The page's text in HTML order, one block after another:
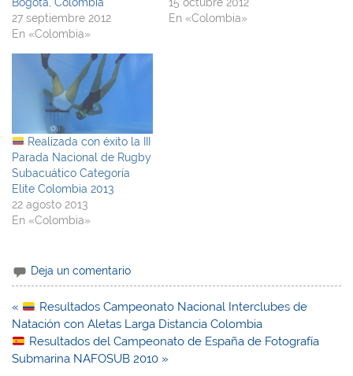
27 septiembre 2012
En «Colombia»
En «Colombia»
Realizada con éxito la III
Parada Nacional de Rugby
Subacuático Categoría
Elite Colombia 2013
22 agosto 2013
En «Colombia»
Deja un comentario
Navegación
de
entradas
«
Resultados Campeonato Nacional Interclubes de
Natación con Aletas Larga Distancia Colombia
Resultados del Campeonato de España de Fotografía
Submarina NAFOSUB 2010 »